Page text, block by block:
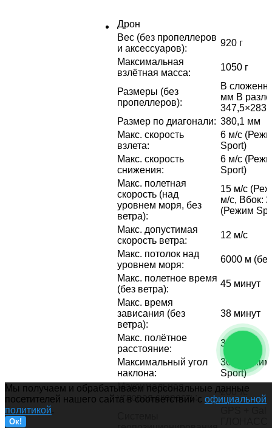
Дрон
Вес (без пропеллеров
и аксессуаров):
920 г
Максимальная
взлётная масса:
1050 г
Размеры (без
пропеллеров):
В
мм В
Размер по диагонали: 380,1 мм
Макс. скорость
взлета:
6 м/с
Sport)
Макс. скорость
снижения:
6 м/с
Sport)
Макс. полетная
скорость (над
уровнем моря, без
ветра):
15 м/с
м/с, Вбок:
(Режим
Макс. допустимая
скорость ветра:
12 м/с
Макс. потолок над
уровнем моря:
6000 м
Макс. полетное время
(без ветра):
45 минут
Макс. время
зависания (без
ветра):
38 минут
Макс. полётное
расстояние:
32 км
Максимальный угол
наклона:
30°
Sport)
Максимальная
угловая скорость
200°/с
Мы получаем и обрабатываем персональные данные
посетителей нашего сайта в соответствии с официальной
политикой.
Ок!